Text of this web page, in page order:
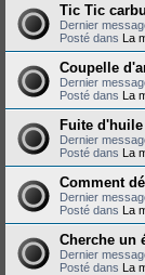
Tic Tic
Dernier
Posté dans La
Coupelle
Dernier
Posté dans La
Fuite d'huile
Dernier
Posté dans La
Comment
Dernier
Posté dans La
Cherche un
Dernier
Posté dans La